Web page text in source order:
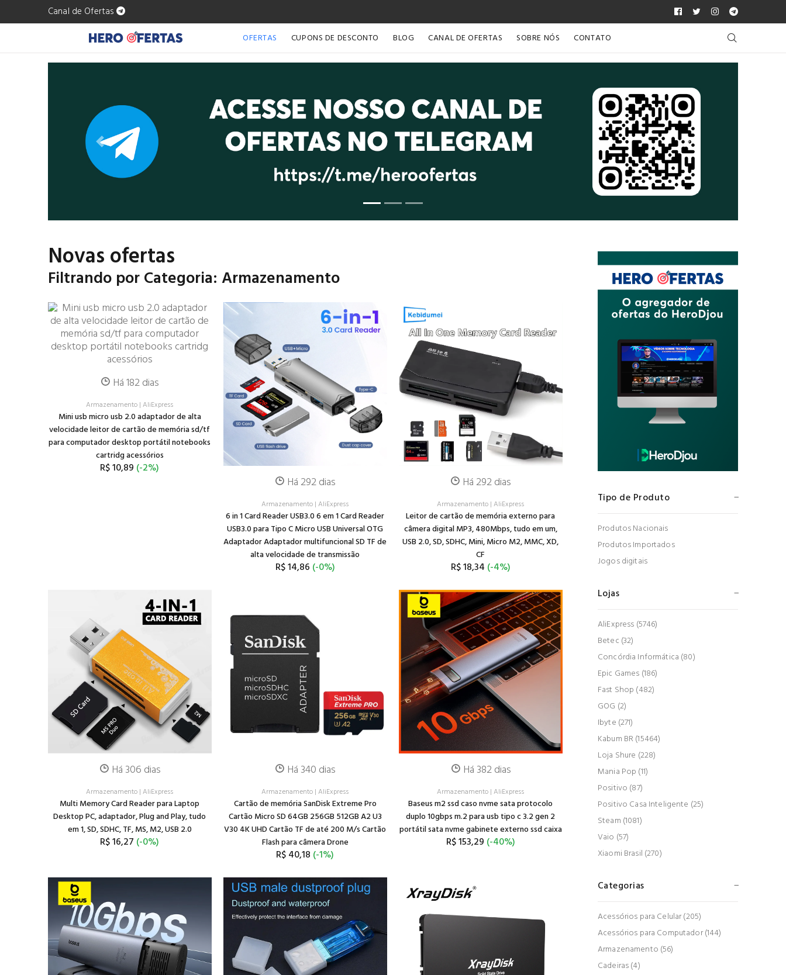
Canal de Ofertas
OFERTAS CUPONS DE DESCONTO BLOG CANAL DE OFERTAS SOBRE NÓS CONTATO
Anterior Próximo
Tipo de Produto
Produtos Nacionais
Produtos Importados
Jogos digitais
Lojas
AliExpress (5746)
Betec (32)
Concórdia Informática (80)
Epic Games (186)
Fast Shop (482)
GOG (2)
Ibyte (271)
Kabum BR (15464)
Loja Shure (228)
Mania Pop (11)
Positivo (87)
Positivo Casa Inteligente (25)
Steam (1081)
Vaio (57)
Xiaomi Brasil (270)
Categorias
Acessórios para Celular (205)
Acessórios para Computador (144)
Armazenamento (56)
Cadeiras (4)
Novas ofertas
Filtrando por Categoria: Armazenamento
Há 182 dias
Armazenamento |AliExpress
Mini usb micro usb 2.0 adaptador de alta
velocidade leitor de cartão de memória sd/tf
para computador desktop portátil notebooks
cartridg acessórios
R$ 10,89 (-2%)
Há 292 dias
Armazenamento |AliExpress
6 in 1 Card Reader USB3.0 6 em 1 Card Reader
USB3.0 para Tipo C Micro USB Universal OTG
Adaptador Adaptador multifuncional SD TF de
alta velocidade de transmissão
R$ 14,86 (-0%)
Há 292 dias
Armazenamento |AliExpress
Leitor de cartão de memória externo para
câmera digital MP3, 480Mbps, tudo em um,
USB 2.0, SD, SDHC, Mini, Micro M2, MMC, XD,
CF
R$ 18,34 (-4%)
Há 306 dias
Armazenamento |AliExpress
Multi Memory Card Reader para Laptop
Desktop PC, adaptador, Plug and Play, tudo
em 1, SD, SDHC, TF, MS, M2, USB 2.0
R$ 16,27 (-0%)
Há 340 dias
Armazenamento |AliExpress
Cartão de memória SanDisk Extreme Pro
Cartão Micro SD 64GB 256GB 512GB A2 U3
V30 4K UHD Cartão TF de até 200 M/s Cartão
Flash para câmera Drone
R$ 40,18 (-1%)
Há 382 dias
Armazenamento |AliExpress
Baseus m2 ssd caso nvme sata protocolo
duplo 10gbps m.2 para usb tipo c 3.2 gen 2
portátil sata nvme gabinete externo ssd caixa
R$ 153,29 (-40%)